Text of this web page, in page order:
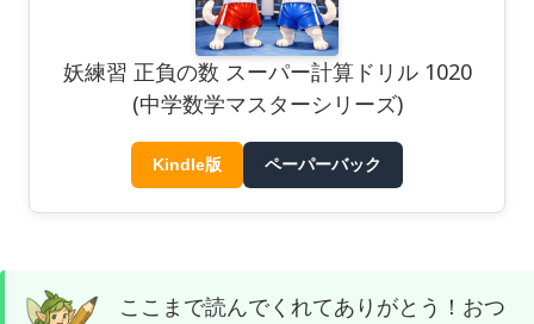
妖練習 正負の数 スーパー計算ドリル 1020
(中学数学マスターシリーズ)
Kindle版 ペーパーバック
ここまで読んでくれてありがとう！おつ